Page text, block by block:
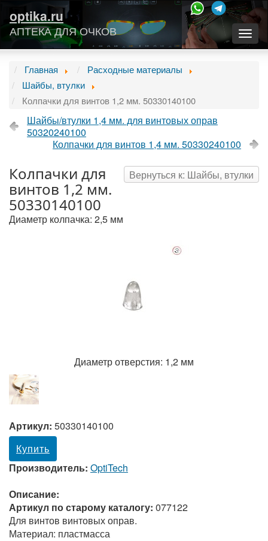
optika.ru
АПТЕКА ДЛЯ ОЧКОВ
Главная
Расходные материалы
Шайбы, втулки
Колпачки для винтов 1,2 мм. 50330140100
Шайбы/втулки 1,4 мм. для винтовых оправ
50320240100
Колпачки для винтов 1,4 мм. 50330240100
Вернуться к: Шайбы, втулки
Колпачки для
винтов 1,2 мм.
50330140100
Диаметр колпачка: 2,5 мм
Диаметр отверстия: 1,2 мм
Артикул: 50330140100
Купить
Производитель: OptiTech
Описание:
Артикул по старому каталогу: 077122
Для винтов винтовых оправ.
Материал: пластмасса